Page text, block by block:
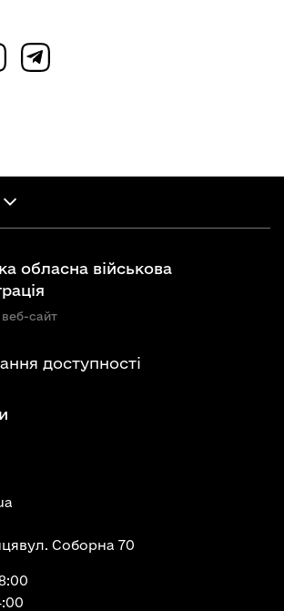
обласна військова
сайт
доступності
вул. Соборна 70